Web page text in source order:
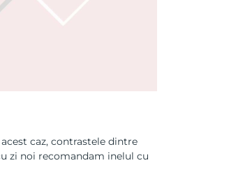
caz, contrastele dintre
zi noi recomandam inelul cu